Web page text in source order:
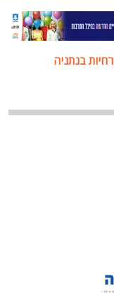
בנתניה